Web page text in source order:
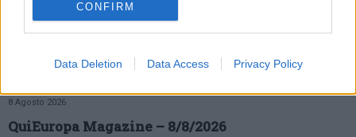
CONFIRM
Data Deletion Data Access Privacy Policy
Turismo Magazine – 8/8/2026
8 Agosto 2026
Sassuolo, rivoluzione stazioni: nasce il nuovo
8 Agosto 2026
QuiEuropa Magazine – 8/8/2026